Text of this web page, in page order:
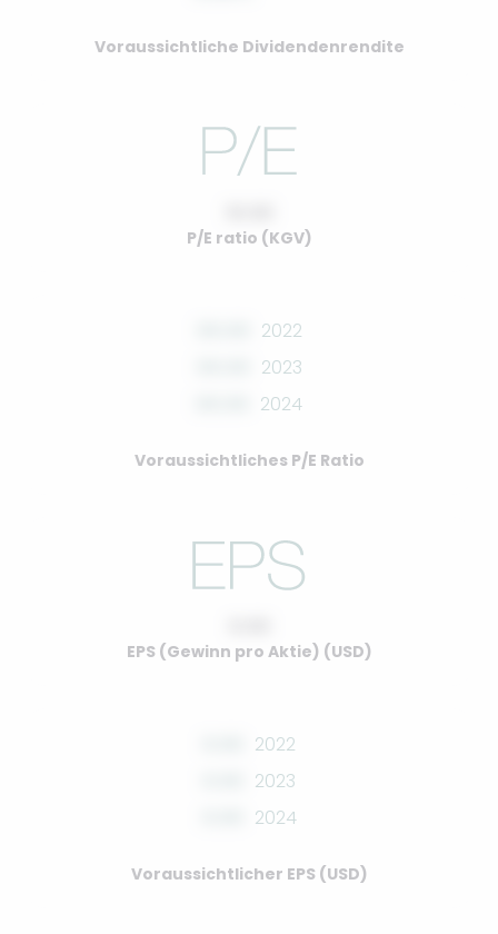
Voraussichtliche Dividendenrendite
P/E ratio (KGV)
2022
2023
2024
Voraussichtliches P/E Ratio
EPS (Gewinn pro Aktie) (USD)
2022
2023
2024
Voraussichtlicher EPS (USD)